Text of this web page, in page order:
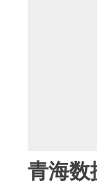
青海数